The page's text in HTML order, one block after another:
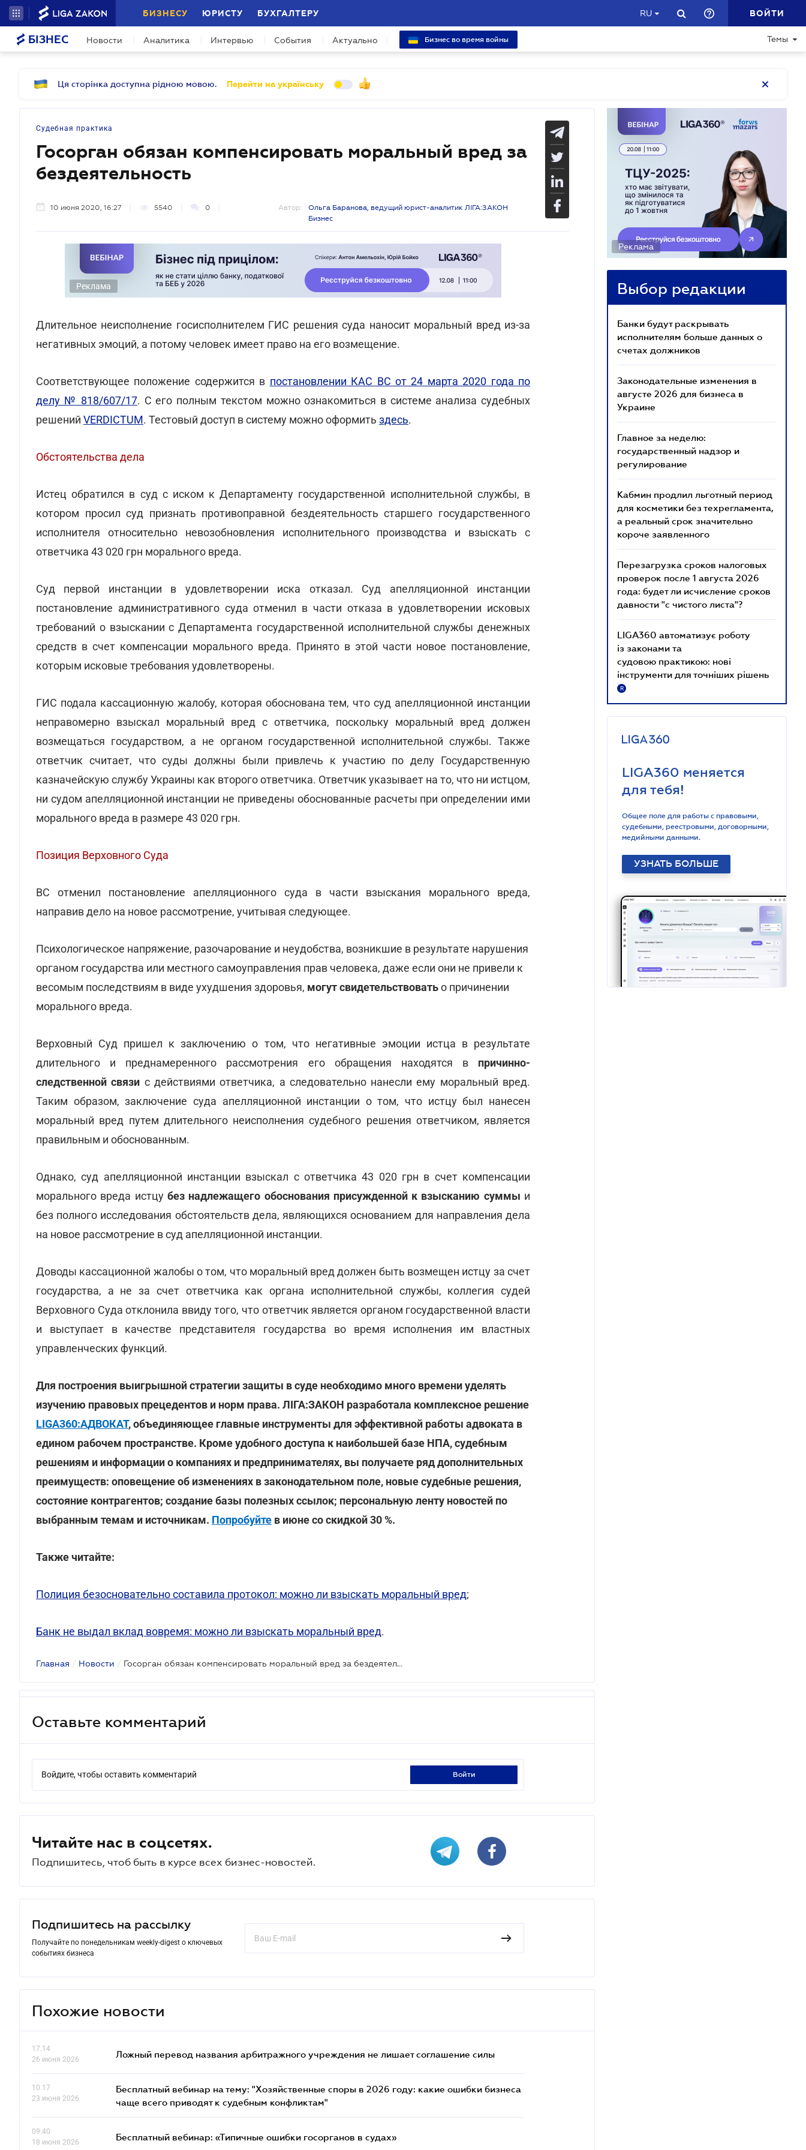
БИЗНЕСУ ЮРИСТУ БУХГАЛТЕРУ RU ВОЙТИ
БІЗНЕС Новости Аналитика Интервью События Актуально Бизнес во время войны Темы
Ця сторінка доступна рідною мовою. Перейти на українську
Судебная практика
Госорган обязан компенсировать моральный вред за
бездеятельность
10 июня 2020, 16:27 5540 0 Автор:
Ольга Баранова, ведущий юрист-аналитик ЛІГА:ЗАКОН
Бизнес
Реклама
Длительное неисполнение госисполнителем ГИС решения суда наносит моральный вред из-за
негативных эмоций, а потому человек имеет право на его возмещение.
Соответствующее положение содержится в постановлении КАС ВС от 24 марта 2020 года по
делу № 818/607/17. С его полным текстом можно ознакомиться в системе анализа судебных
решений VERDICTUM. Тестовый доступ в систему можно оформить здесь.
Обстоятельства дела
Истец обратился в суд с иском к Департаменту государственной исполнительной службы, в
котором просил суд признать противоправной бездеятельность старшего государственного
исполнителя относительно невозобновления исполнительного производства и взыскать с
ответчика 43 020 грн морального вреда.
Суд первой инстанции в удовлетворении иска отказал. Суд апелляционной инстанции
постановление административного суда отменил в части отказа в удовлетворении исковых
требований о взыскании с Департамента государственной исполнительной службы денежных
средств в счет компенсации морального вреда. Принято в этой части новое постановление,
которым исковые требования удовлетворены.
ГИС подала кассационную жалобу, которая обоснована тем, что суд апелляционной инстанции
неправомерно взыскал моральный вред с ответчика, поскольку моральный вред должен
возмещаться государством, а не органом государственной исполнительной службы. Также
ответчик считает, что суды должны были привлечь к участию по делу Государственную
казначейскую службу Украины как второго ответчика. Ответчик указывает на то, что ни истцом,
ни судом апелляционной инстанции не приведены обоснованные расчеты при определении ими
морального вреда в размере 43 020 грн.
Позиция Верховного Суда
ВС отменил постановление апелляционного суда в части взыскания морального вреда,
направив дело на новое рассмотрение, учитывая следующее.
Психологическое напряжение, разочарование и неудобства, возникшие в результате нарушения
органом государства или местного самоуправления прав человека, даже если они не привели к
весомым последствиям в виде ухудшения здоровья, могут свидетельствоватьо причинении
морального вреда.
Верховный Суд пришел к заключению о том, что негативные эмоции истца в результате
длительного и преднамеренного рассмотрения его обращения находятся в причинно-
следственной связи с действиями ответчика, а следовательно нанесли ему моральный вред.
Таким образом, заключение суда апелляционной инстанции о том, что истцу был нанесен
моральный вред путем длительного неисполнения судебного решения ответчиком, является
правильным и обоснованным.
Однако, суд апелляционной инстанции взыскал с ответчика 43 020 грн в счет компенсации
морального вреда истцубез надлежащего обоснования присужденной к взысканию суммы и
без полного исследования обстоятельств дела, являющихся основанием для направления дела
на новое рассмотрение в суд апелляционной инстанции.
Доводы кассационной жалобы о том, что моральный вред должен быть возмещен истцу за счет
государства, а не за счет ответчика как органа исполнительной службы, коллегия судей
Верховного Суда отклонила ввиду того, что ответчик является органом государственной власти
и выступает в качестве представителя государства во время исполнения им властных
управленческих функций.
Для построения выигрышной стратегии защиты в суде необходимо много времени уделять
изучению правовых прецедентов и норм права. ЛІГА:ЗАКОН разработала комплексное решение
LIGA360:АДВОКАТ, объединяющее главные инструменты для эффективной работы адвоката в
едином рабочем пространстве. Кроме удобного доступа к наибольшей базе НПА, судебным
решениям и информации о компаниях и предпринимателях, вы получаете ряд дополнительных
преимуществ: оповещение об изменениях в законодательном поле, новые судебные решения,
состояние контрагентов; создание базы полезных ссылок; персональную ленту новостей по
выбранным темам и источникам. Попробуйте в июне со скидкой 30 %.
Также читайте:
Полиция безосновательно составила протокол: можно ли взыскать моральный вред;
Банк не выдал вклад вовремя: можно ли взыскать моральный вред.
Главная / Новости / Госорган обязан компенсировать моральный вред за бездеятельность
Оставьте комментарий
Войдите, чтобы оставить комментарий войти
Читайте нас в соцсетях.
Подпишитесь, чтоб быть в курсе всех бизнес-новостей.
Подпишитесь на рассылку
Получайте по понедельникам weekly-digest о ключевых
событиях бизнеса
Похожие новости
17.14
26 июня 2026
Ложный перевод названия арбитражного учреждения не лишает соглашение силы
10.17
23 июня 2026
Бесплатный вебинар на тему: "Хозяйственные споры в 2026 году: какие ошибки бизнеса
чаще всего приводят к судебным конфликтам"
09.40
18 июня 2026
Бесплатный вебинар: «Типичные ошибки госорганов в судах»
Реклама
Выбор редакции
Банки будут раскрывать
исполнителям больше данных о
счетах должников
Законодательные изменения в
августе 2026 для бизнеса в
Украине
Главное за неделю:
государственный надзор и
регулирование
Кабмин продлил льготный период
для косметики без техрегламента,
а реальный срок значительно
короче заявленного
Перезагрузка сроков налоговых
проверок после 1 августа 2026
года: будет ли исчисление сроков
давности "с чистого листа"?
LIGA360 автоматизує роботу
із законами та
судовою практикою: нові
інструменти для точніших рішень
R
LIGA360 меняется
для тебя!
Общее поле для работы с правовыми,
судебными, реестровыми, договорными,
медийными данными.
УЗНАТЬ БОЛЬШЕ